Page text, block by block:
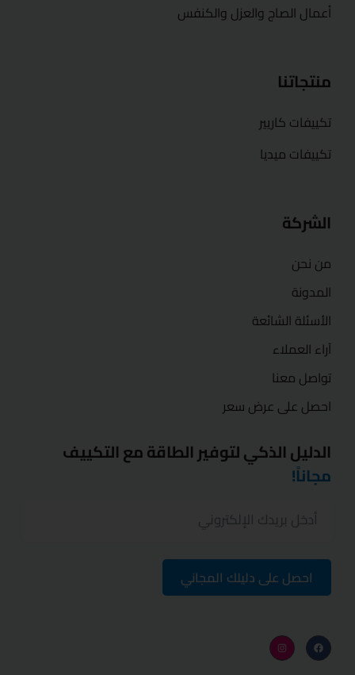
أعمال الصاج والعزل والكنفس
منتجاتنا
تكييفات كاريير
تكييفات ميديا
الشركة
من نحن
المدونة
الأسئلة الشائعة
آراء العملاء
تواصل معنا
احصل على عرض سعر
الدليل الذكي لتوفير الطاقة مع التكييف
مجاناً!
احصل على دليلك المجاني
c
e
b
o
s
t
a
g